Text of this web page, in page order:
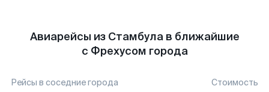
Авиарейсы из Стамбула в ближайшие
с Фрехусом города
Рейсы в соседние города Стоимость